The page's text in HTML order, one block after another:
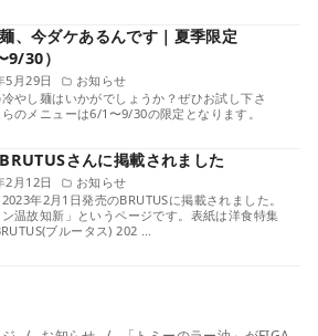
5月29日 お知らせ
、今ダケあるんです｜夏季限定
9/30）
やし麺はいかがでしょうか？ぜひお試し下さ
のメニューは6/1〜9/30の限定となります。
2月12日 お知らせ
さんに掲載されました
年2月1日発売のBRUTUSに掲載されました。
ン温故知新」というページです。表紙は洋食特集
ブルータス) 202 …